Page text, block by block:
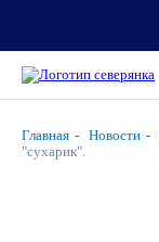
Главная Новости
"сухарик".